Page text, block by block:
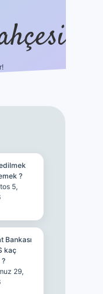
?
5,
Bankası
kaç
?
29,
ilbet mobil